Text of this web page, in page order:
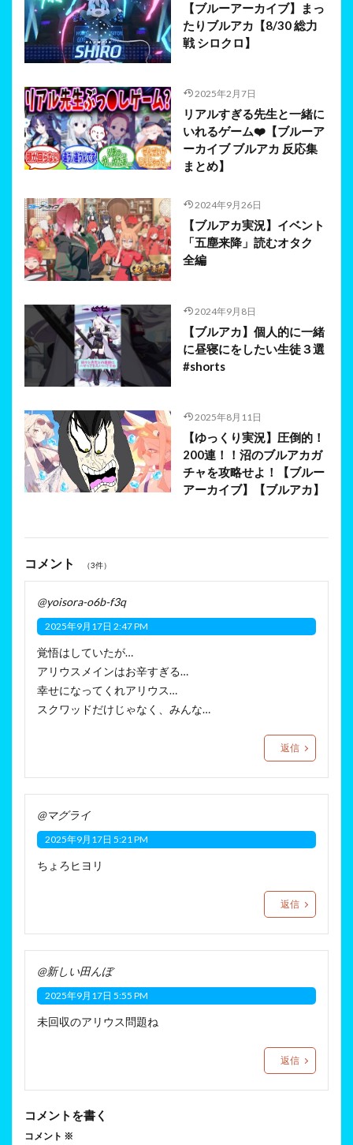
【ブルーアーカイブ】まっ
たりブルアカ【8/30 総力
戦 シロクロ】
2025年2月7日
リアルすぎる先生と一緒に
いれるゲーム❤️【ブルーア
ーカイブ ブルアカ 反応集
まとめ】
2024年9月26日
【ブルアカ実況】イベント
「五塵来降」読むオタク
全編
2024年9月8日
【ブルアカ】個人的に一緒
に昼寝にをしたい生徒３選
#shorts
2025年8月11日
【ゆっくり実況】圧倒的！
200連！！沼のブルアカガ
チャを攻略せよ！【ブルー
アーカイブ】【ブルアカ】
コメント （3件）
@yoisora-o6b-f3q
2025年9月17日 2:47 PM
覚悟はしていたが…
アリウスメインはお辛すぎる…
幸せになってくれアリウス…
スクワッドだけじゃなく、みんな…
返信
@マグライ
2025年9月17日 5:21 PM
ちょろヒヨリ
返信
@新しい田んぼ
2025年9月17日 5:55 PM
未回収のアリウス問題ね
返信
コメントを書く
コメント ※